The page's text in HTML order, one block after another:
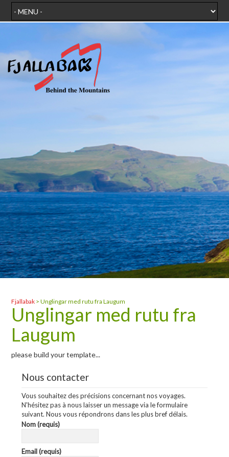
Fjallabak >Unglingar med rutu fra Laugum
Unglingar med rutu fra
Laugum
please build your template...
Nous contacter
Vous souhaitez des précisions concernant nos voyages.
N'hésitez pas à nous laisser un message via le formulaire
suivant. Nous vous répondrons dans les plus bref délais.
Nom (requis)
Email (requis)